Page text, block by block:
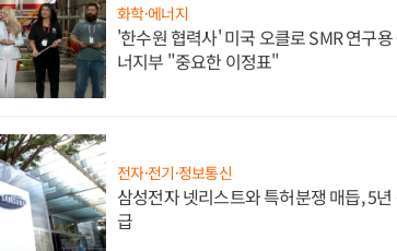
화학·에너지
'한수원 협력사' 미국 오클로 SMR 연구
너지부 "중요한 이정표"
전자·전기·정보통신
삼성전자 넷리스트와 특허분쟁 매듭, 5
급